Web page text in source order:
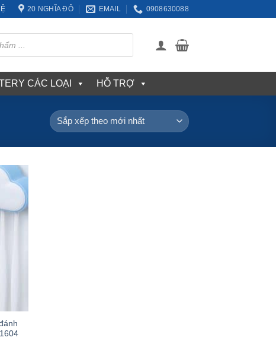
20 NGHĨA ĐÔ EMAIL 0908630088
CÁC LOẠI HỖ TRỢ